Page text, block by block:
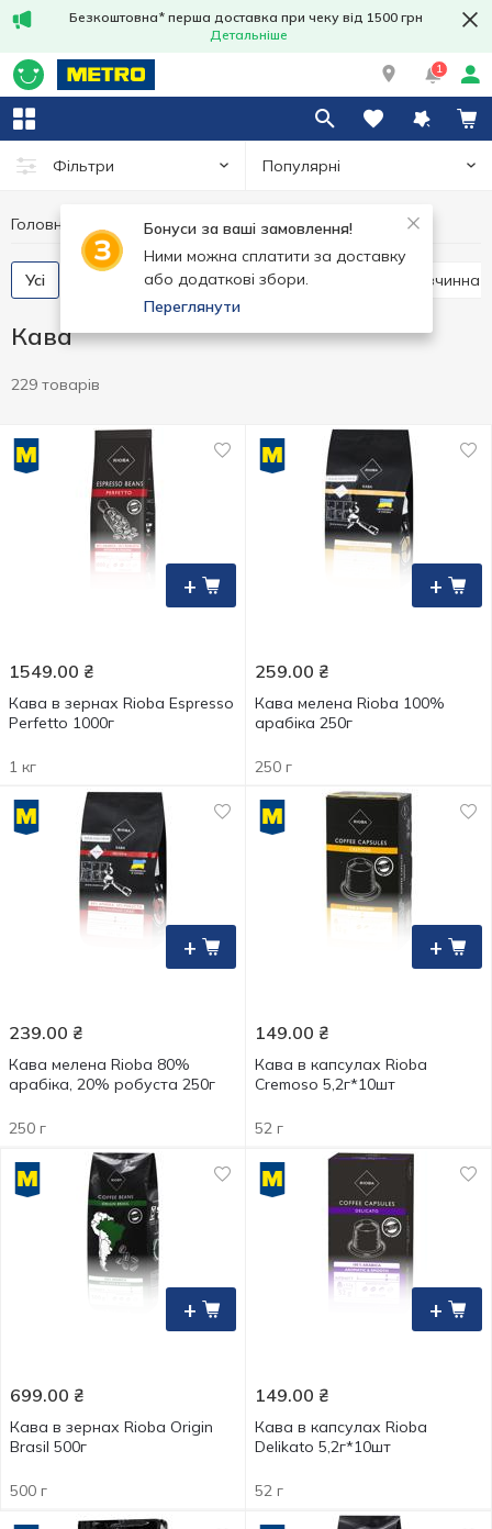
Безкоштовна* перша доставка при чеку від 1500 грн
Детальніше
1
Фільтри Популярні
Бонуси за ваші замовлення!
Ними можна сплатити за доставку
або додаткові збори.
Переглянути
Головна Гарячі напої Кава
Усі Кава в зернах Кава мелена Кава розчинна
Кава
229 товарів
+
1549.00 ₴
Кава в зернах Rioba Espresso
Perfetto 1000г
1 кг
+
259.00 ₴
Кава мелена Rioba 100%
арабіка 250г
250 г
+
239.00 ₴
Кава мелена Rioba 80%
арабіка, 20% робуста 250г
250 г
+
149.00 ₴
Кава в капсулах Rioba
Cremoso 5,2г*10шт
52 г
+
699.00 ₴
Кава в зернах Rioba Origin
Brasil 500г
500 г
+
149.00 ₴
Кава в капсулах Rioba
Delikato 5,2г*10шт
52 г